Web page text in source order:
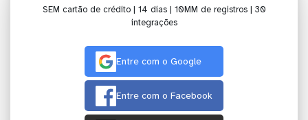
SEM cartão de crédito | 14 dias | 10MM de registros | 30
integrações
Entre com o Google
Entre com o Facebook